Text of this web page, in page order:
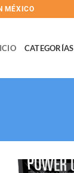
MÉXICO
CATEGORÍAS